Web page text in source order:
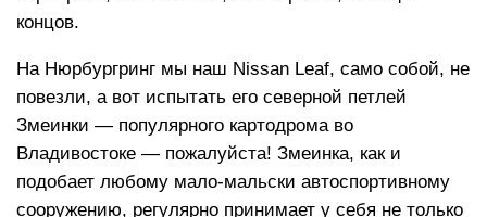
концов.
На Нюрбургринг мы наш Nissan Leaf, само собой, не
повезли, а вот испытать его северной петлей
Змеинки — популярного картодрома во
Владивостоке — пожалуйста! Змеинка, как и
подобает любому мало-мальски автоспортивному
сооружению, регулярно принимает у себя не только